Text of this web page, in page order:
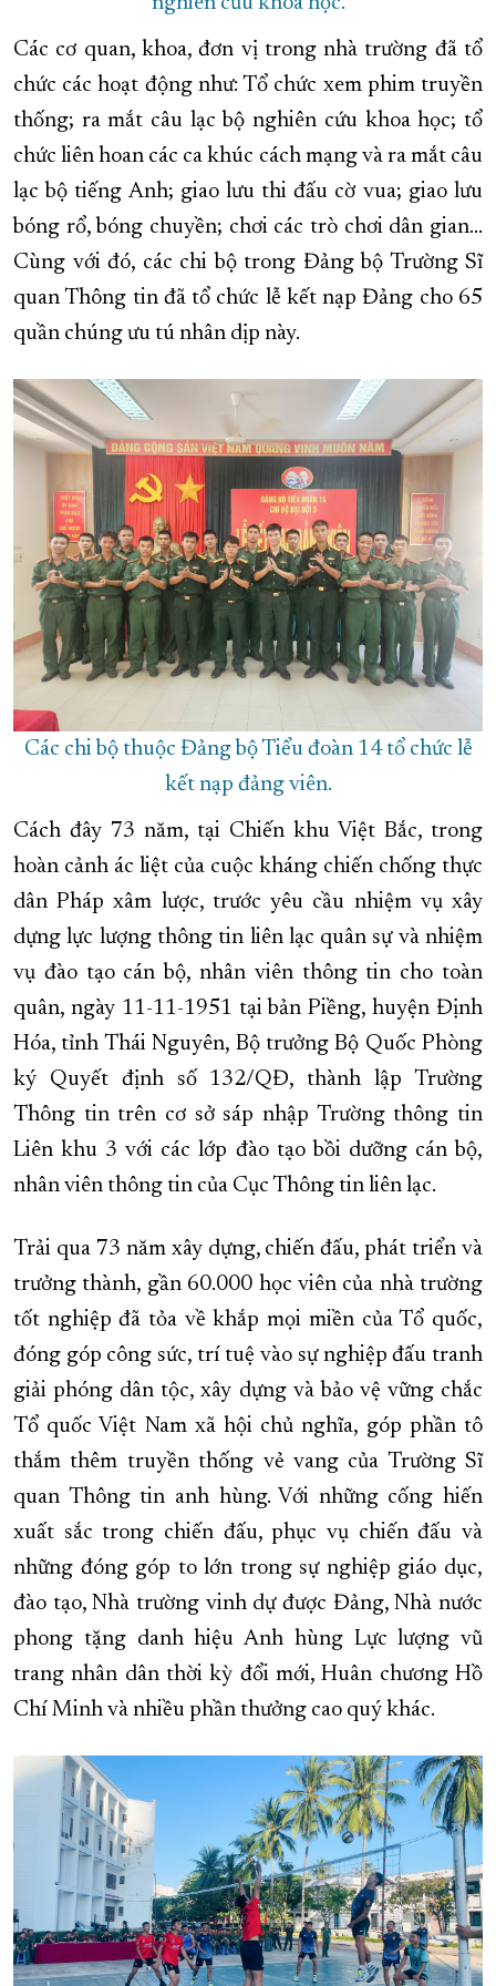
Các cơ quan, khoa, đơn vị trong nhà trường đã tổ
chức các hoạt động như: Tổ chức xem phim truyền
thống; ra mắt câu lạc bộ nghiên cứu khoa học; tổ
chức liên hoan các ca khúc cách mạng và ra mắt câu
lạc bộ tiếng Anh; giao lưu thi đấu cờ vua; giao lưu
bóng rổ, bóng chuyền; chơi các trò chơi dân gian…
Cùng với đó, các chi bộ trong Đảng bộ Trường Sĩ
quan Thông tin đã tổ chức lễ kết nạp Đảng cho 65
quần chúng ưu tú nhân dịp này.
Các chi bộ thuộc Đảng bộ Tiểu đoàn 14 tổ chức lễ
kết nạp đảng viên.
Cách đây 73 năm, tại Chiến khu Việt Bắc, trong
hoàn cảnh ác liệt của cuộc kháng chiến chống thực
dân Pháp xâm lược, trước yêu cầu nhiệm vụ xây
dựng lực lượng thông tin liên lạc quân sự và nhiệm
vụ đào tạo cán bộ, nhân viên thông tin cho toàn
quân, ngày 11-11-1951 tại bản Piềng, huyện Định
Hóa, tỉnh Thái Nguyên, Bộ trưởng Bộ Quốc Phòng
ký Quyết định số 132/QĐ, thành lập Trường
Thông tin trên cơ sở sáp nhập Trường thông tin
Liên khu 3 với các lớp đào tạo bồi dưỡng cán bộ,
nhân viên thông tin của Cục Thông tin liên lạc.
Trải qua 73 năm xây dựng, chiến đấu, phát triển và
trưởng thành, gần 60.000 học viên của nhà trường
tốt nghiệp đã tỏa về khắp mọi miền của Tổ quốc,
đóng góp công sức, trí tuệ vào sự nghiệp đấu tranh
giải phóng dân tộc, xây dựng và bảo vệ vững chắc
Tổ quốc Việt Nam xã hội chủ nghĩa, góp phần tô
thắm thêm truyền thống vẻ vang của Trường Sĩ
quan Thông tin anh hùng. Với những cống hiến
xuất sắc trong chiến đấu, phục vụ chiến đấu và
những đóng góp to lớn trong sự nghiệp giáo dục,
đào tạo, Nhà trường vinh dự được Đảng, Nhà nước
phong tặng danh hiệu Anh hùng Lực lượng vũ
trang nhân dân thời kỳ đổi mới, Huân chương Hồ
Chí Minh và nhiều phần thưởng cao quý khác.